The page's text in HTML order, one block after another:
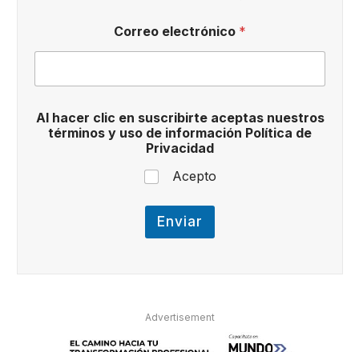
a
d
c
p
t
a
*
Correo electrónico *
Al hacer clic en suscribirte aceptas nuestros
términos y uso de información Política de
Privacidad
Acepto
Enviar
Advertisement